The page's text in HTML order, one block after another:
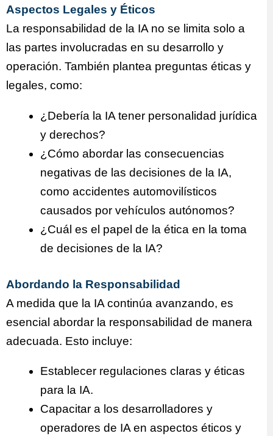
Aspectos Legales y Éticos
La responsabilidad de la IA no se limita solo a
las partes involucradas en su desarrollo y
operación. También plantea preguntas éticas y
legales, como:
¿Debería la IA tener personalidad jurídica
y derechos?
¿Cómo abordar las consecuencias
negativas de las decisiones de la IA,
como accidentes automovilísticos
causados por vehículos autónomos?
¿Cuál es el papel de la ética en la toma
de decisiones de la IA?
Abordando la Responsabilidad
A medida que la IA continúa avanzando, es
esencial abordar la responsabilidad de manera
adecuada. Esto incluye:
Establecer regulaciones claras y éticas
para la IA.
Capacitar a los desarrolladores y
operadores de IA en aspectos éticos y